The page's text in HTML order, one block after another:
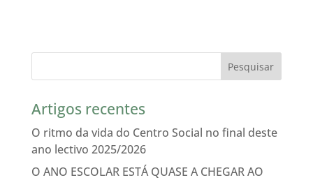
Artigos recentes
O ritmo da vida do Centro Social no final deste
ano lectivo 2025/2026
O ANO ESCOLAR ESTÁ QUASE A CHEGAR AO